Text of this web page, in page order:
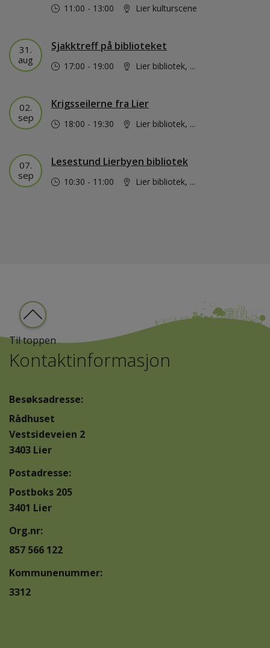
Til toppen
Kontaktinformasjon
Besøksadresse:
Rådhuset
Vestsideveien 2
3403 Lier
Postadresse:
Postboks 205
3401 Lier
Org.nr:
857 566 122
Kommunenummer:
3312